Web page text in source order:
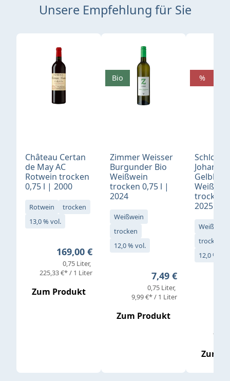
Unsere Empfehlung für Sie
Produktgalerie überspringen
Château Certan
de May AC
Rotwein trocken
0,75 l | 2000
Rotwein
trocken
13,0 % vol.
Regulärer Preis:
169,00 €
0,75 Liter
225,33 €* / 1 Liter
Zum Produkt
Zimmer Weisser
Burgunder Bio
Weißwein
trocken 0,75 l |
2024
Weißwein
trocken
12,0 % vol.
Regulärer Preis:
7,49 €
0,75 Liter
9,99 €* / 1 Liter
Zum Produkt
Bio
Schloß
Gelblack
trocken
2025
Weißwein
trocken
12,0 % vol.
Zum
%